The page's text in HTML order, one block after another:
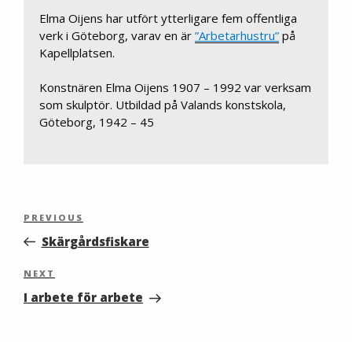
Elma Oijens har utfört ytterligare fem offentliga
verk i Göteborg, varav en är ”Arbetarhustru” på
Kapellplatsen.
Konstnären Elma Oijens 1907 – 1992 var verksam
som skulptör. Utbildad på Valands konstskola,
Göteborg, 1942 – 45
Inläggsnavigering
Previous
Post
PREVIOUS
Skärgårdsfiskare
Next
Post
NEXT
I arbete för arbete